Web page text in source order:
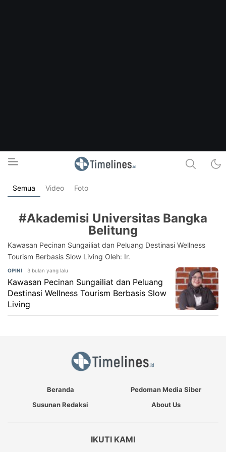
Timelines.id
Media Literasi, Sejarah & Budaya
Semua Video Foto
#Akademisi Universitas Bangka
Belitung
Kawasan Pecinan Sungailiat dan Peluang Destinasi Wellness
Tourism Berbasis Slow Living Oleh: Ir.
OPINI 3 bulan yang lalu
Kawasan Pecinan Sungailiat dan Peluang
Destinasi Wellness Tourism Berbasis Slow
Living
Beranda
Pedoman Media Siber
Susunan Redaksi
About Us
IKUTI KAMI